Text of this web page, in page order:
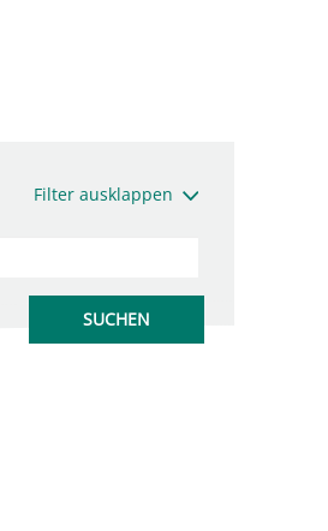
Filter ausklappen